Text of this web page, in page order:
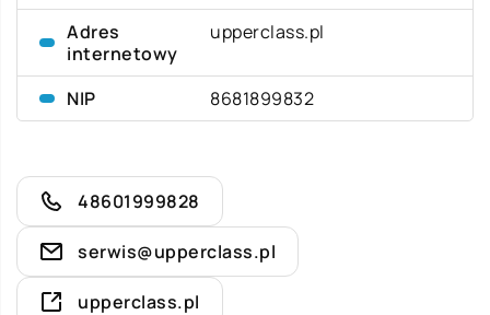
Adres
internetowy
upperclass.pl
NIP 8681899832
48601999828
serwis@upperclass.pl
upperclass.pl